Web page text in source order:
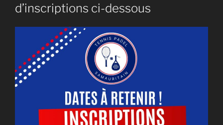
d’inscriptions ci-dessous